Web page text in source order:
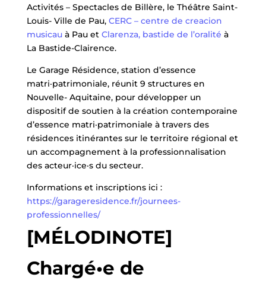
Activités – Spectacles de Billère, le Théâtre Saint-
Louis- Ville de Pau, CERC – centre de creacion
musicauà Pau et Clarenza, bastide de l’oralité à
La Bastide-Clairence.
Le Garage Résidence, station d’essence
matri·patrimoniale, réunit 9 structures en
Nouvelle- Aquitaine, pour développer un
dispositif de soutien à la création contemporaine
d’essence matri·patrimoniale à travers des
résidences itinérantes sur le territoire régional et
un accompagnement à la professionnalisation
des acteur·ice·s du secteur.
Informations et inscriptions ici :
https://garageresidence.fr/journees-
professionnelles/
[MÉLODINOTE]
Chargé•e de